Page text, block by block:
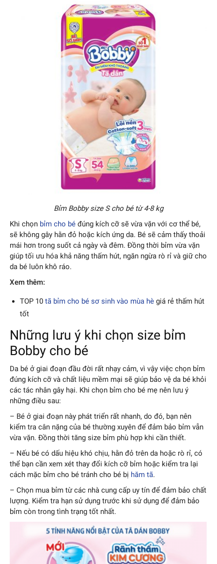
Bỉm Bobby size S cho bé từ 4-8 kg
Khi chọn bỉm cho bé đúng kích cỡ sẽ vừa vặn với cơ thể bé,
sẽ không gây hằn đỏ hoặc kích ứng da. Bé sẽ cảm thấy thoải
mái hơn trong suốt cả ngày và đêm. Đồng thời bỉm vừa vặn
giúp tối ưu hóa khả năng thấm hút, ngăn ngừa rò rỉ và giữ cho
da bé luôn khô ráo.
Xem thêm:
TOP 10 tã bỉm cho bé sơ sinh vào mùa hè giá rẻ thấm hút
tốt
Những lưu ý khi chọn size bỉm
Bobby cho bé
Da bé ở giai đoạn đầu đời rất nhạy cảm, vì vậy việc chọn bỉm
đúng kích cỡ và chất liệu mềm mại sẽ giúp bảo vệ da bé khỏi
các tác nhân gây hại. Khi chọn bỉm cho bé mẹ nên lưu ý
những điều sau:
– Bé ở giai đoạn này phát triển rất nhanh, do đó, bạn nên
kiểm tra cân nặng của bé thường xuyên để đảm bảo bỉm vẫn
vừa vặn. Đồng thời tăng size bỉm phù hợp khi cần thiết.
– Nếu bé có dấu hiệu khó chịu, hằn đỏ trên da hoặc rò rỉ, có
thể bạn cần xem xét thay đổi kích cỡ bỉm hoặc kiểm tra lại
cách mặc bỉm cho bé tránh cho bé bị hăm tã.
– Chọn mua bỉm từ các nhà cung cấp uy tín để đảm bảo chất
lượng. Kiểm tra hạn sử dụng trước khi sử dụng để đảm bảo
bỉm còn trong tình trạng tốt nhất.